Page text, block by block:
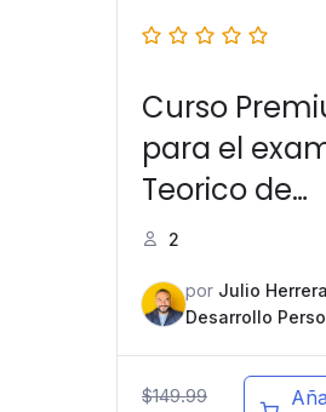
Curso
para el
Teorico de
manejo en
Rhode Island
2
por Julio Herrera
Desarrollo
$149.99